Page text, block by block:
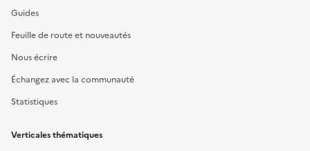
Guides
Feuille de route et nouveautés
Nous écrire
Échangez avec la communauté
Statistiques
Verticales thématiques